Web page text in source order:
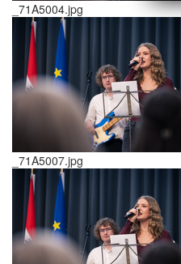
_71A5004.jpg
_71A5007.jpg